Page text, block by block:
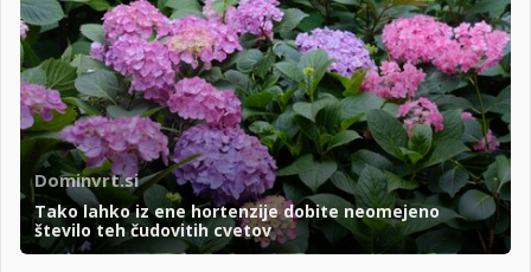
Dominvrt.si
Tako lahko iz ene hortenzije dobite neomejeno
število teh čudovitih cvetov